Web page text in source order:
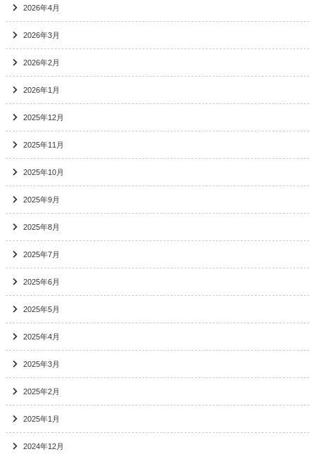
2026年4月
2026年3月
2026年2月
2026年1月
2025年12月
2025年11月
2025年10月
2025年9月
2025年8月
2025年7月
2025年6月
2025年5月
2025年4月
2025年3月
2025年2月
2025年1月
2024年12月